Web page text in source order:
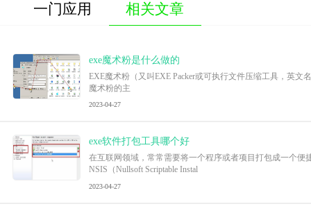
一门应用 相关文章
exe魔术粉是什么做的
EXE魔术粉（又叫EXE Packer或可执行文件压缩工具，英文
魔术粉的主
2023-04-27
exe软件打包工具哪个好
在互联网领域，常常需要将一个程序或者项目打包成一个便
NSIS（Nullsoft Scriptable Instal
2023-04-27